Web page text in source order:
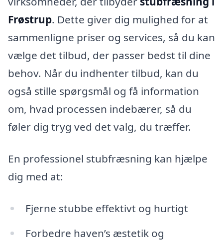
Frøstrup. Dette giver dig mulighed for at
sammenligne priser og services, så du kan
vælge det tilbud, der passer bedst til dine
behov. Når du indhenter tilbud, kan du
også stille spørgsmål og få information
om, hvad processen indebærer, så du
føler dig tryg ved det valg, du træffer.
En professionel stubfræsning kan hjælpe
dig med at:
Fjerne stubbe effektivt og hurtigt
Forbedre haven’s æstetik og